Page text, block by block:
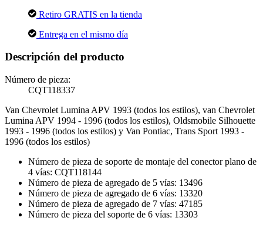
Retiro GRATIS en la tienda
Entrega en el mismo día
Descripción del producto
Número de pieza:
CQT118337
Van Chevrolet Lumina APV 1993 (todos los estilos), van Chevrolet
Lumina APV 1994 - 1996 (todos los estilos), Oldsmobile Silhouette
1993 - 1996 (todos los estilos) y Van Pontiac, Trans Sport 1993 -
1996 (todos los estilos)
Número de pieza de soporte de montaje del conector plano de
4 vías: CQT118144
Número de pieza de agregado de 5 vías: 13496
Número de pieza de agregado de 6 vías: 13320
Número de pieza de agregado de 7 vías: 47185
Número de pieza del soporte de 6 vías: 13303